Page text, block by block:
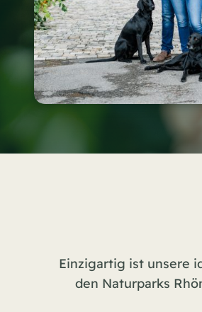
Einzigartig ist unsere
den Naturparks